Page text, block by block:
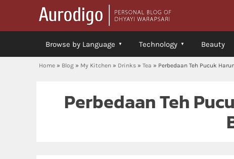
Browse by Language Technology Beauty
Home » Blog » My Kitchen » Drinks » Tea » Perbedaan Teh Pucuk
Perbedaan Teh